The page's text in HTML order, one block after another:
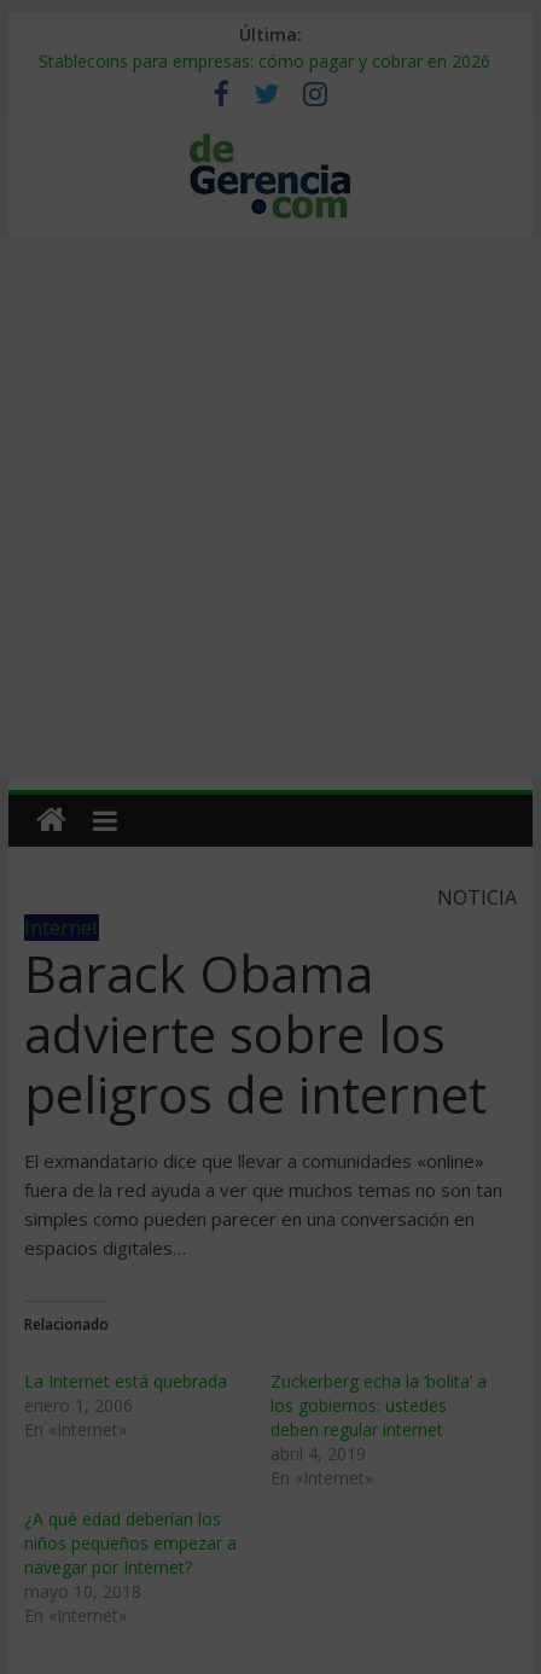
Última:
Stablecoins para empresas: cómo pagar y cobrar en 2026
Despido silencioso: qué es y por qué sale tan caro
IA en selección de personal: cómo auditarla a tiempo
Trabajo forzoso en la cadena de suministro: qué hacer
Mercado hispano de EE. UU.: cómo segmentarlo y venderle
NOTICIA
Internet
Barack Obama
advierte sobre los
peligros de internet
El exmandatario dice que llevar a comunidades «online»
fuera de la red ayuda a ver que muchos temas no son tan
simples como pueden parecer en una conversación en
espacios digitales…
Relacionado
La Internet está quebrada
enero 1, 2006
En «Internet»
Zuckerberg echa la ‘bolita’ a
los gobiernos: ustedes
deben regular internet
abril 4, 2019
En «Internet»
¿A qué edad deberían los
niños pequeños empezar a
navegar por Internet?
mayo 10, 2018
En «Internet»